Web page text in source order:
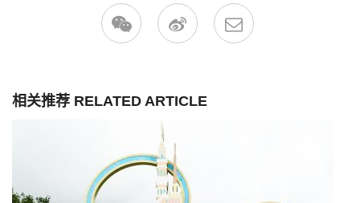
相关推荐 RELATED ARTICLE